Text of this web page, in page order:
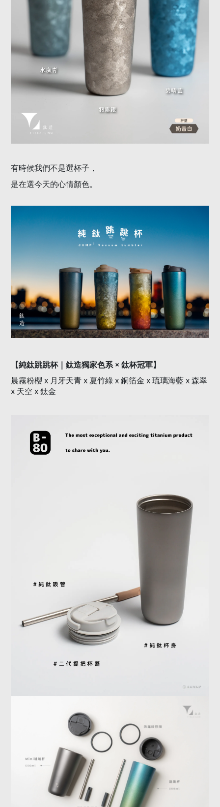
有時候我們不是選杯子，
是在選今天的心情顏色。
【純鈦跳跳杯｜鈦造獨家色系× 鈦杯冠軍】
晨霧粉櫻x 月牙天青x 夏竹綠x銅箔金 x琉璃海藍x森翠
x 天空 x鈦金